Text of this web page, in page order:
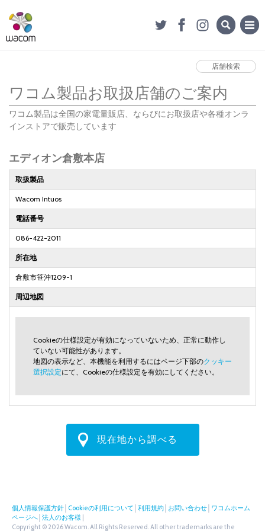
店舗検索
ワコム製品お取扱店舗のご案内
ワコム製品は全国の家電量販店、ならびにお取扱店や各種オンラ
インストアで販売しています
エディオン倉敷本店
取扱製品
Wacom Intuos
電話番号
086-422-2011
所在地
倉敷市笹沖1209-1
周辺地図
Cookieの仕様設定が有効になっていないため、正常に動作し
ていない可能性があります。
地図の表示など、本機能を利用するにはページ下部のクッキー
選択設定にて、Cookieの仕様設定を有効にしてください。
現在地から調べる
個人情報保護方針 Cookieの利用について 利用規約 お問い合わせ ワコムホーム
ページへ 法人のお客様
Copyright © 2026 Wacom. All Rights Reserved. All other trademarks are the